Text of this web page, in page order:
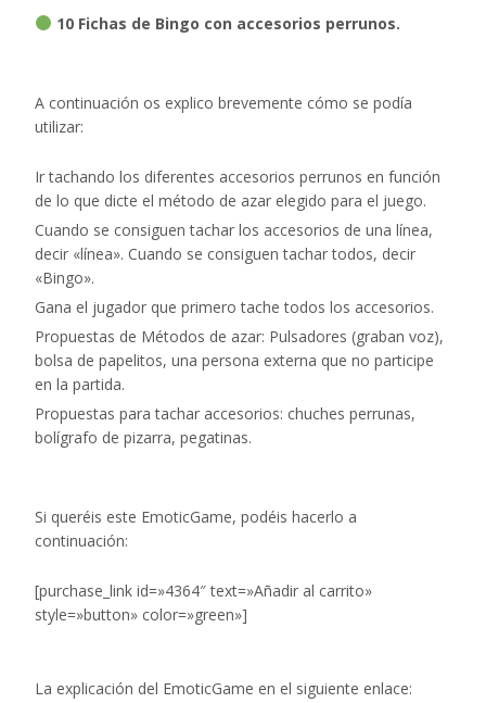
10 Fichas de Bingo con accesorios perrunos.
A continuación os explico brevemente cómo se podía
utilizar:
Ir tachando los diferentes accesorios perrunos en función
de lo que dicte el método de azar elegido para el juego.
Cuando se consiguen tachar los accesorios de una línea,
decir «línea». Cuando se consiguen tachar todos, decir
«Bingo».
Gana el jugador que primero tache todos los accesorios.
Propuestas de Métodos de azar: Pulsadores (graban voz),
bolsa de papelitos, una persona externa que no participe
en la partida.
Propuestas para tachar accesorios: chuches perrunas,
bolígrafo de pizarra, pegatinas.
Si queréis este EmoticGame, podéis hacerlo a
continuación:
[purchase_link id=»4364″ text=»Añadir al carrito»
style=»button» color=»green»]
La explicación del EmoticGame en el siguiente enlace: